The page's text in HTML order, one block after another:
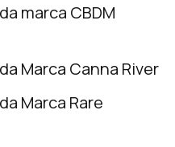
marca CBDM
Marca Canna River
Marca Rare